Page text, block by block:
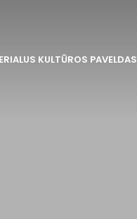
KULTŪROS PAVELDAS